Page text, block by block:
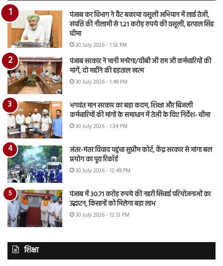
पंजाब कर विभाग ने वैट बकाया वसूली अभियान में लाई तेजी,
संपत्ति की नीलामी से 1.21 करोड़ रुपये की वसूली, हरपाल सिंह
चीमा
30 July 2026 - 1:53 PM
पंजाब सरकार ने मानी मनरेगा/वीबी जी राम जी कर्मचारियों की
मांगें, दो महीने की हड़ताल खत्म
30 July 2026 - 1:49 PM
भगवंत मान सरकार का बड़ा कदम, शिक्षा और बिजली
कर्मचारियों की मांगों के समाधान में तेजी के दिए निर्देश- चीमा
30 July 2026 - 1:34 PM
जंतर-मंतर विवाद पहुंचा सुप्रीम कोर्ट, केंद्र सरकार से मांगा बल
प्रयोग का पूरा रिकॉर्ड
30 July 2026 - 12:49 PM
पंजाब में 30.71 करोड़ रुपये की नहरी सिंचाई परियोजनाओं का
उद्घाटन, किसानों को मिलेगा बड़ा लाभ
30 July 2026 - 12:13 PM
शिक्षा